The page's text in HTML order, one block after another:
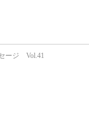
ージ Vol.41